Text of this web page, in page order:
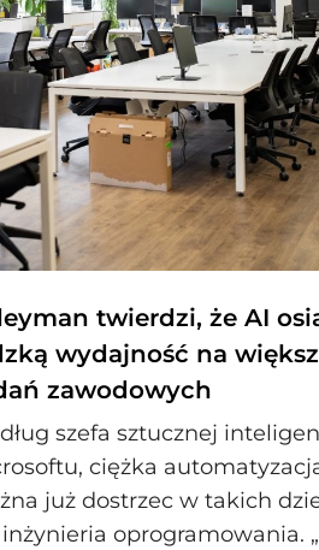
twierdzi, że AI
wydajność na
zawodowych
szefa sztucznej
ciężka
już dostrzec w takich
oprogramowania.